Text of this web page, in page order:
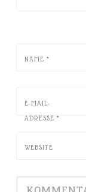
NAME *
E-MAIL-
ADRESSE *
WEBSITE